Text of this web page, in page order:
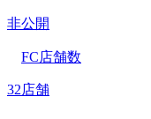
非公開
FC店舗数
32店舗